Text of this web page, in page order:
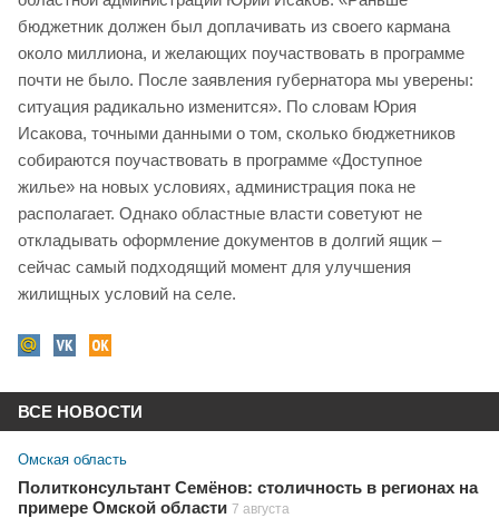
бюджетник должен был доплачивать из своего кармана
около миллиона, и желающих поучаствовать в программе
почти не было. После заявления губернатора мы уверены:
ситуация радикально изменится». По словам Юрия
Исакова, точными данными о том, сколько бюджетников
собираются поучаствовать в программе «Доступное
жилье» на новых условиях, администрация пока не
располагает. Однако областные власти советуют не
откладывать оформление документов в долгий ящик –
сейчас самый подходящий момент для улучшения
жилищных условий на селе.
ВСЕ НОВОСТИ
Омская область
Политконсультант Семёнов: столичность в регионах на
примере Омской области 7 августа